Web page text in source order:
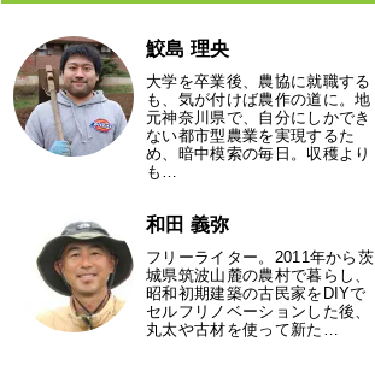
鮫島 理央
大学を卒業後、農協に就職する
も、気が付けば農作の道に。地
元神奈川県で、自分にしかでき
ない都市型農業を実現するた
め、暗中模索の毎日。収穫より
も…
和田 義弥
フリーライター。2011年から茨
城県筑波山麓の農村で暮らし、
昭和初期建築の古民家をDIYで
セルフリノベーションした後、
丸太や古材を使って新た…